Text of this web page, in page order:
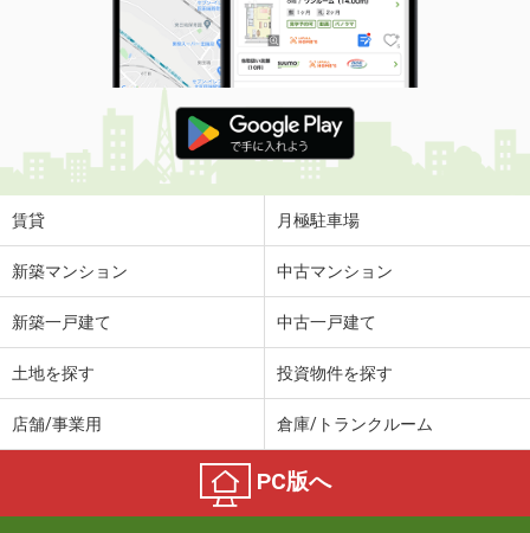
賃貸 月極駐車場
新築マンション 中古マンション
新築一戸建て 中古一戸建て
土地を探す 投資物件を探す
店舗/事業用 倉庫/トランクルーム
PC版へ